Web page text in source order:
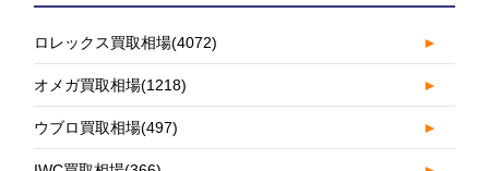
ロレックス買取相場(4072) ►
オメガ買取相場(1218) ►
ウブロ買取相場(497) ►